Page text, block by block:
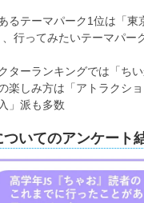
るテーマパーク1位は「東
、行ってみたいテーマパー
ターランキングでは「ち
楽しみ方は「アトラクシ
」派も多数
いてのアンケート